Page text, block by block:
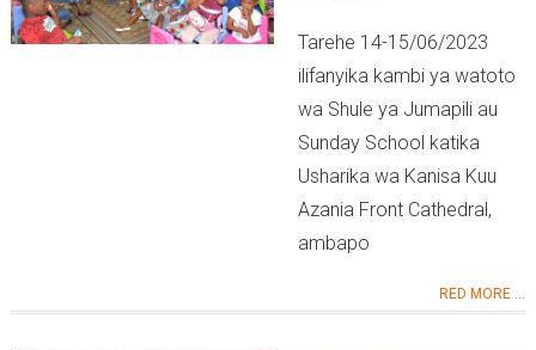
Tarehe 14-15/06/2023
ilifanyika kambi ya watoto
wa Shule ya Jumapili au
Sunday School katika
Usharika wa Kanisa Kuu
Azania Front Cathedral,
ambapo
RED MORE ...